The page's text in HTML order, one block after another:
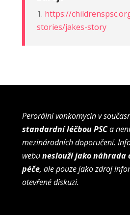
1. https://
stories/jakes-story
Perorální vankomycin v
standardní léčbou PSCa
mezinárodních doporučení.
webuneslouží jako náhrada
péče, ale pouze jako zdroj
otevřené diskuzi.